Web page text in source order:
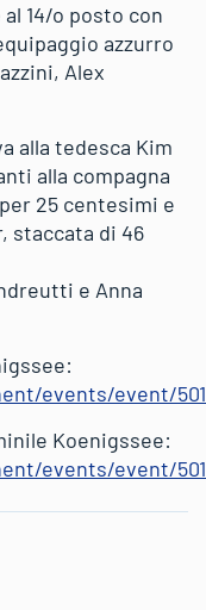
14/o posto con
azzurro
Alex
alla tedesca Kim
alla compagna
25 centesimi e
staccata di 46
e Anna
events/event/
Koenigssee:
events/event/